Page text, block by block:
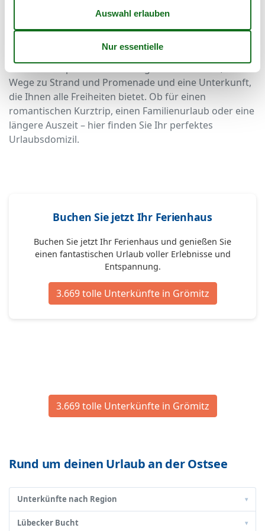
Grömitz buchen
Ferienwohnung am Teichweg in Grömitz. Freuen Sie
Wege zu Strand und Promenade und eine Unterkunft,
die Ihnen alle Freiheiten bietet. Ob für einen
romantischen Kurztrip, einen Familienurlaub oder eine
längere Auszeit – hier finden Sie Ihr perfektes
Urlaubsdomizil.
Buchen Sie jetzt Ihr Ferienhaus
Buchen Sie jetzt Ihr Ferienhaus und genießen Sie
einen fantastischen Urlaub voller Erlebnisse und
Entspannung.
3.669 tolle Unterkünfte in Grömitz
3.669 tolle Unterkünfte in Grömitz
Rund um deinen Urlaub an der Ostsee
Unterkünfte nach Region ▾
Lübecker Bucht ▾